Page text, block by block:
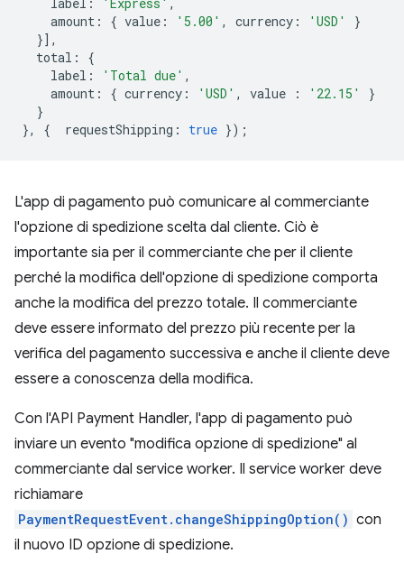
amount : { value : '5.00' , currency : 'USD'
}
}],
total :
{
label : 'Total due' ,
amount : { currency : 'USD' , value : '22.15'
}
}
},
{ requestShipping : true });
L'app di pagamento può comunicare al commerciante
l'opzione di spedizione scelta dal cliente. Ciò è
importante sia per il commerciante che per il cliente
perché la modifica dell'opzione di spedizione comporta
anche la modifica del prezzo totale. Il commerciante
deve essere informato del prezzo più recente per la
verifica del pagamento successiva e anche il cliente deve
essere a conoscenza della modifica.
Con l'API Payment Handler, l'app di pagamento può
inviare un evento "modifica opzione di spedizione" al
commerciante dal service worker. Il service worker deve
richiamare
PaymentRequestEvent.changeShippingOption() con
il nuovo ID opzione di spedizione.